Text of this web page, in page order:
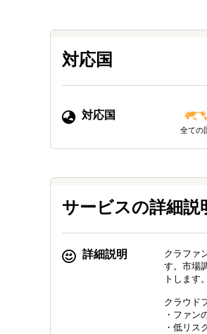
対応国
対応国
全ての
サービスの詳細説
詳細説明
クラファ
す。市場
トします。
クラウド
・ファン
・低リス